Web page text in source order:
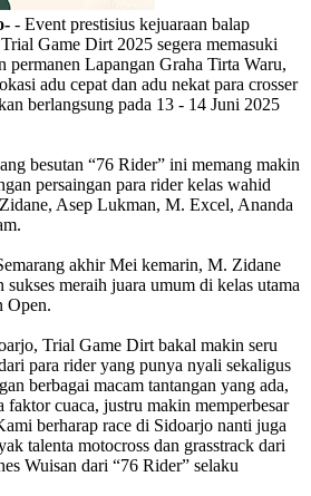
- Event prestisius kejuaraan balap
Game Dirt 2025 segera memasuki
permanen Lapangan Graha Tirta Waru,
adu cepat dan adu nekat para crosser
berlangsung pada 13 - 14 Juni 2025
besutan “76 Rider” ini memang makin
persaingan para rider kelas wahid
Asep Lukman, M. Excel, Ananda
akhir Mei kemarin, M. Zidane
meraih juara umum di kelas utama
Open.
Trial Game Dirt bakal makin seru
para rider yang punya nyali sekaligus
berbagai macam tantangan yang ada,
faktor cuaca, justru makin memperbesar
berharap race di Sidoarjo nanti juga
talenta motocross dan grasstrack dari
Wuisan dari “76 Rider” selaku